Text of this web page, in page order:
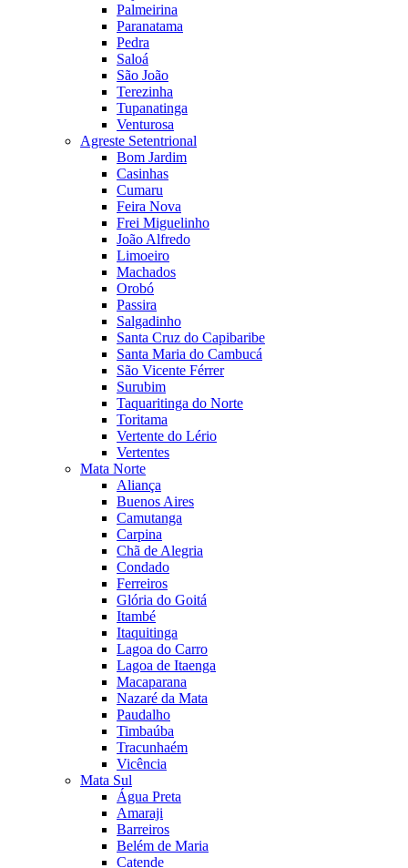
Palmeirina
Paranatama
Pedra
Saloá
São João
Terezinha
Tupanatinga
Venturosa
Agreste Setentrional
Bom Jardim
Casinhas
Cumaru
Feira Nova
Frei Miguelinho
João Alfredo
Limoeiro
Machados
Orobó
Passira
Salgadinho
Santa Cruz do Capibaribe
Santa Maria do Cambucá
São Vicente Férrer
Surubim
Taquaritinga do Norte
Toritama
Vertente do Lério
Vertentes
Mata Norte
Aliança
Buenos Aires
Camutanga
Carpina
Chã de Alegria
Condado
Ferreiros
Glória do Goitá
Itambé
Itaquitinga
Lagoa do Carro
Lagoa de Itaenga
Macaparana
Nazaré da Mata
Paudalho
Timbaúba
Tracunhaém
Vicência
Mata Sul
Água Preta
Amaraji
Barreiros
Belém de Maria
Catende